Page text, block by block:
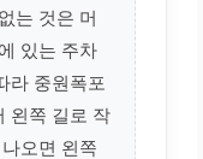
는 것은 머
있는 주차
라 중원폭포
왼쪽 길로 작
오면 왼쪽